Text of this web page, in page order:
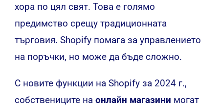
хора по цял свят. Това е голямо
предимство срещу традиционната
търговия. Shopify помага за управлението
на поръчки, но може да бъде сложно.
С новите функции на Shopify за 2024 г.,
собствениците на онлайн магазини могат